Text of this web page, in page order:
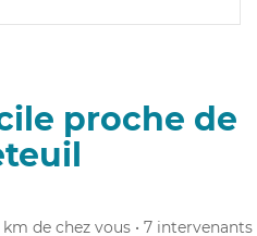
proche de
km de chez vous • 7 intervenants